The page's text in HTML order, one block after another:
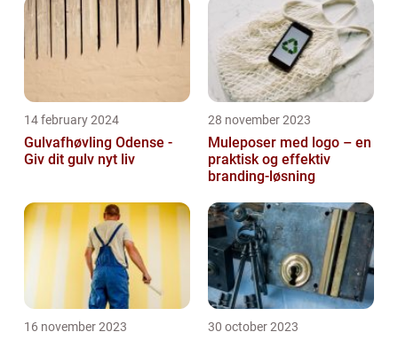
14 february 2024
Gulvafhøvling Odense -
Giv dit gulv nyt liv
28 november 2023
Muleposer med logo – en
praktisk og effektiv
branding-løsning
16 november 2023 30 october 2023